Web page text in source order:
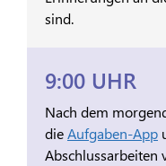
sind.
9:00 UHR
Nach dem
dieAufgaben-App
Abschlussarbeiten